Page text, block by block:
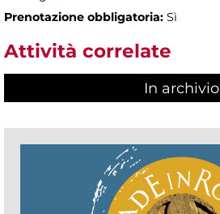
Prenotazione obbligatoria: Sì
Attività correlate
In archivio